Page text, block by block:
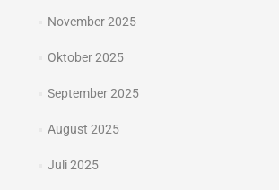
November 2025
Oktober 2025
September 2025
August 2025
Juli 2025